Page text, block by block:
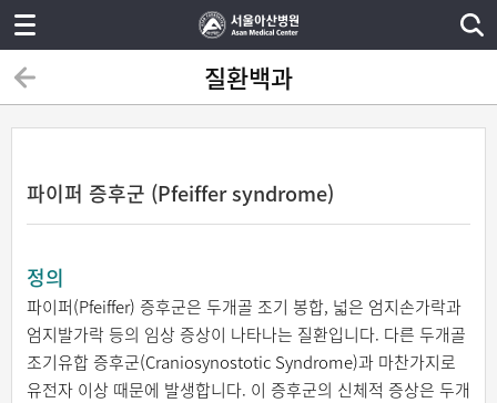
질환백과
파이퍼 증후군 (Pfeiffer syndrome)
정의
파이퍼(Pfeiffer) 증후군은 두개골 조기 봉합, 넓은 엄지손가락과
엄지발가락 등의 임상 증상이 나타나는 질환입니다. 다른 두개골
조기유합 증후군(Craniosynostotic Syndrome)과 마찬가지로
유전자 이상 때문에 발생합니다. 이 증후군의 신체적 증상은 두개